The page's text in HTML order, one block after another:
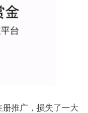
推广，损失了一大